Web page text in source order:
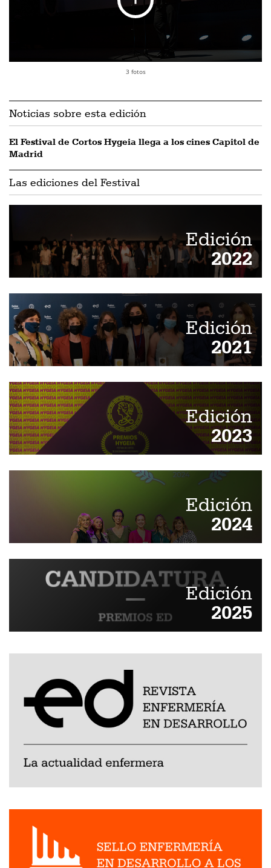
3 fotos
Noticias sobre esta edición
El Festival de Cortos Hygeia llega a los cines Capitol de
Madrid
Las ediciones del Festival
Edición
2022
Edición
2021
Edición
2023
Edición
2024
Edición
2025